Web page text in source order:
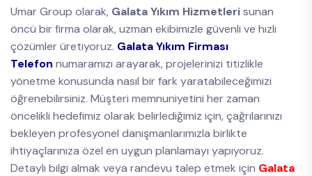
Umar Group olarak, Galata Yıkım Hizmetlerisunan
öncü bir firma olarak, uzman ekibimizle güvenli ve hızlı
çözümler üretiyoruz. Galata Yıkım Firması
Telefon numaramızı arayarak, projelerinizi titizlikle
yönetme konusunda nasıl bir fark yaratabileceğimizi
öğrenebilirsiniz. Müşteri memnuniyetini her zaman
öncelikli hedefimiz olarak belirlediğimiz için, çağrılarınızı
bekleyen profesyonel danışmanlarımızla birlikte
ihtiyaçlarınıza özel en uygun planlamayı yapıyoruz.
Detaylı bilgi almak veya randevu talep etmek için Galata